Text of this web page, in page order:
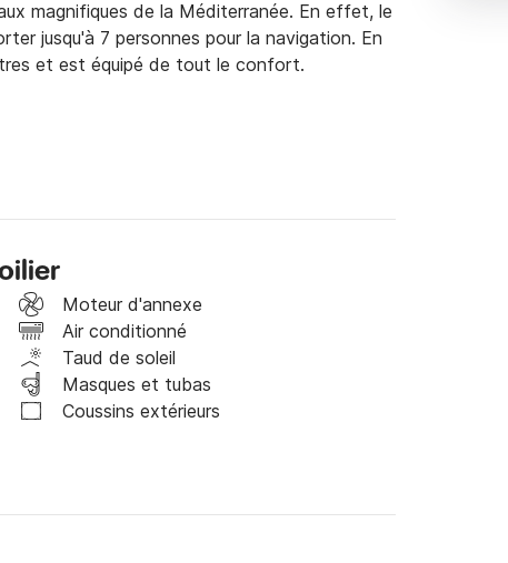
magnifiques de la Méditerranée. En effet, le
jusqu'à 7 personnes pour la navigation. En
et est équipé de tout le confort.
Pompéi et Herculaneum tour, parking
Moteur d'annexe
Air conditionné
Taud de soleil
Masques et tubas
Coussins extérieurs